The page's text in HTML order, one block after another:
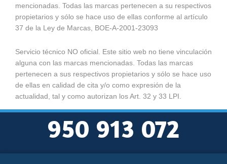
mencionadas. Todas las marcas pertenecen a su respectivos
propietarios y sólo se hace uso de ellas conforme al artículo
37 de la Ley de Marcas, BOE-A-2001-23093
Servicio técnico NO oficial. Este sitio web no tiene vinculación
alguna con las marcas mencionadas. Todas las marcas
pertenecen a sus respectivos propietarios y sólo se hace uso
de ellas en calidad de cita y/o como expresión de la
actualidad, tal y como autorizan los Art. 32 y 33 LPI.
950 913 072